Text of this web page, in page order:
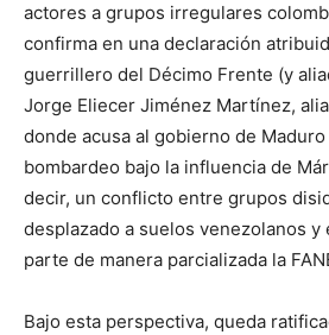
actores a grupos irregulares
confirma en una declaración
guerrillero del Décimo Frente (y
Jorge Eliecer Jiménez Martínez,
donde acusa al gobierno de
bombardeo bajo la influencia de
decir, un conflicto entre grupos
desplazado a suelos venezolanos y
parte de manera parcializada la
Bajo esta perspectiva, queda